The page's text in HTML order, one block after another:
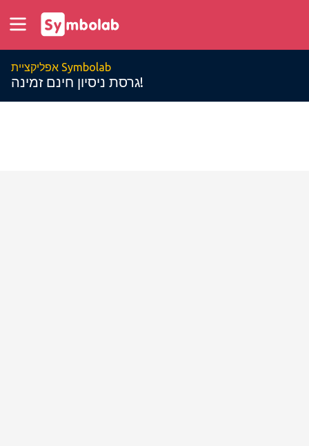
אפליקציית Symbolab
גרסת ניסיון חינם זמינה!